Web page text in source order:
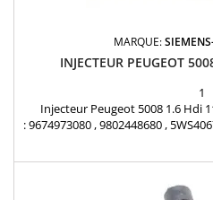
MARQUE:
INJECTEUR PEUGEOT
1
Injecteur Peugeot 5008 1.6 Hdi
: 9674973080 , 9802448680 ,
, Y650-13H-50A ,